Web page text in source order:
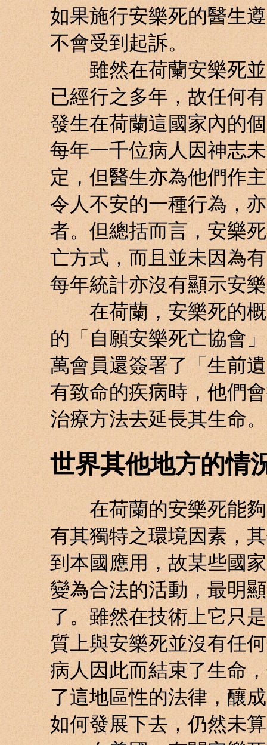
如果施行安樂死的醫生
不會受到起訴。
雖然在荷蘭安樂死並
已經行之多年，故任何
發生在荷蘭這國家內的
每年一千位病人因神志
定，但醫生亦為他們作
令人不安的一種行為，
者。但總括而言，安樂
亡方式，而且並未因為
每年統計亦沒有顯示安
在荷蘭，安樂死的概
的「自願安樂死亡協會
萬會員還簽署了「生前
有致命的疾病時，他們
治療方法去延長其生命。
世界其他地方的情
在荷蘭的安樂死能夠
有其獨特之環境因素，
到本國應用，故某些國
變為合法的活動，最明
了。雖然在技術上它只
質上與安樂死並沒有任
病人因此而結束了生命
了這地區性的法律，釀
如何發展下去，仍然未